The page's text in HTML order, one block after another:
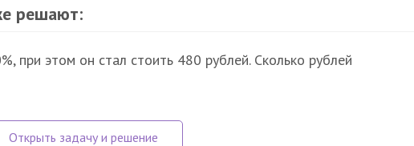
решают:
при этом он стал стоить 480 рублей. Сколько рублей